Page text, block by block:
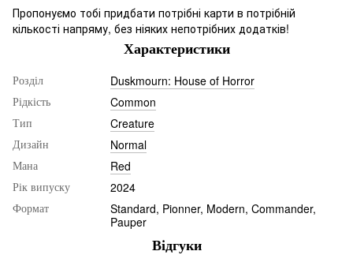
Пропонуємо тобі придбати потрібні карти в потрібній
кількості напряму, без ніяких непотрібних додатків!
Характеристики
Розділ Duskmourn: House of Horror
Рідкість Common
Тип Creature
Дизайн Normal
Мана Red
Рік випуску 2024
Формат
Standard, Pionner, Modern, Commander,
Pauper
Відгуки